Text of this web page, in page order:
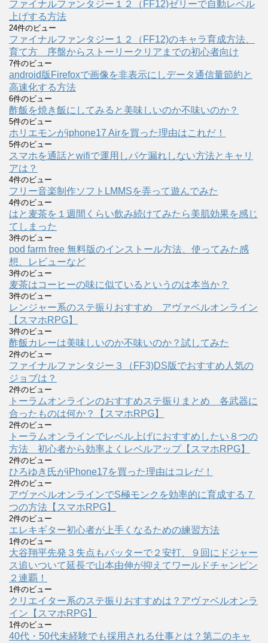
ファイナルファンタジー１２（FF12)ゼリーで自動レベル
上げする方法
24件のビュー
ファイナルファンタジー１２（FF12)のキャラ育成方法、
育て方 序盤からストーリークリアまでの初心者向け
7件のビュー
android版Firefoxで画像を非表示にしデータ通信量節約と
高速化する方法
6件のビュー
酢飯を焼き飯にしてみると美味しいのか不味いのか？
5件のビュー
ホリエモンがiphone17 Airを買った理由はこれだ！
5件のビュー
スマホを通話とwifiで運用しパケ漏れしない方法とキャリ
アは？
4件のビュー
フリー音楽制作ソフトLMMSを弄って遊んでみた
4件のビュー
はと麦茶を１週間くらい飲み続けてみたら美肌効果を感じ
てしまった
3件のビュー
pod farm free 無料版のインストール方法、使ってみた感
想、レビューなど
3件のビュー
麦茶はコーヒーの味に似ているというのは本当か？
3件のビュー
レンジャー系のステ振りおすすめ アヴァベルオンライン
【スマホRPG】
3件のビュー
酢飯カレーは美味しいのか不味いのか？試してみた
2件のビュー
ファイナルファンタジー３（FF3)DS版でおすすめ人気の
ジョブは？
2件のビュー
トーラムオンラインのおすすめステ振りまとめ 各武器に
合ったものは何か？【スマホRPG】
2件のビュー
トーラムオンラインでレベル上げにおすすめしたい８つの
方法 初心者から効率よくレベルアップ【スマホRPG】
2件のビュー
ひろゆき氏がiPhone17を買った理由はコレだ！
2件のビュー
アヴァベルオンラインでS極モンクを効率的に育成する７
つの方法【スマホRPG】
2件のビュー
エレキギター初心者が上手くなるための練習方法
1件のビュー
大谷翔平先発３失点もバッターで２安打、９回にドジャー
ス追いついて延長で山本由伸が抑えてワールドチャンピン
２連覇！
1件のビュー
クリエイター系のステ振りおすすめは？アヴァベルオンラ
イン【スマホRPG】
1件のビュー
40代・50代未経験でも採用される仕事とは？第二のキャ